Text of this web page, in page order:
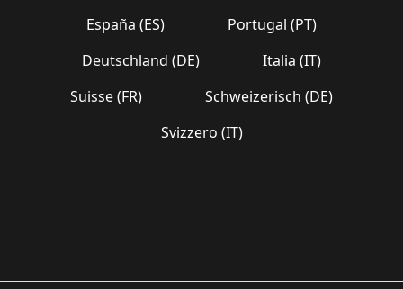
España (ES)
Portugal (PT)
Deutschland (DE)
Italia (IT)
Suisse (FR)
Schweizerisch (DE)
Svizzero (IT)